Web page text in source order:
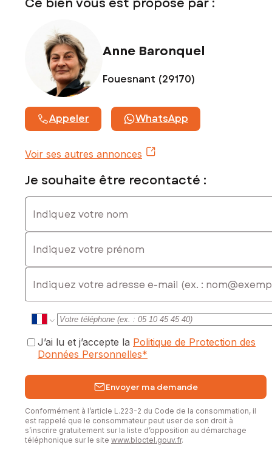
Ce bien vous est proposé par :
Anne Baronquel
Fouesnant (29170)
Appeler WhatsApp
Voir ses autres annonces
Je souhaite être recontacté :
Indiquez votre nom
Indiquez votre prénom
E-mail
J’ai lu et j’accepte la Politique de Protection des
Données Personnelles*
Envoyer ma demande
Conformément à l’article L.223-2 du Code de la consommation, il
est rappelé que le consommateur peut user de son droit à
s’inscrire gratuitement sur la liste d’opposition au démarchage
téléphonique sur le site www.bloctel.gouv.fr.